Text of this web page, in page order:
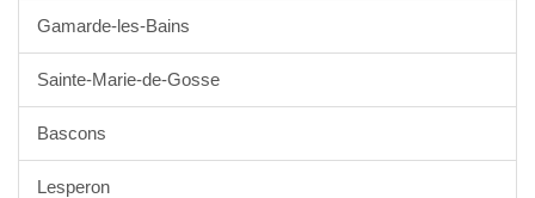
Gamarde-les-Bains
Sainte-Marie-de-Gosse
Bascons
Lesperon